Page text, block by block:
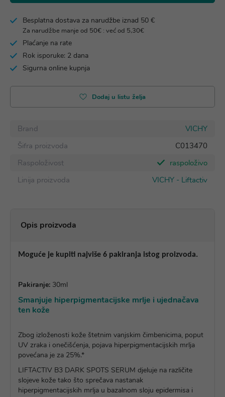
Besplatna dostava za narudžbe iznad 50 €
Za narudžbe manje od 50€ : već od 5,30€
Plaćanje na rate
Rok isporuke: 2 dana
Sigurna online kupnja
Dodaj u listu želja
Brand
VICHY
Šifra proizvoda
C013470
Raspoloživost
raspoloživo
Linija proizvoda
VICHY - Liftactiv
Opis proizvoda
Moguće je kupiti najviše 6 pakiranja istog proizvoda.
Pakiranje: 30ml
Smanjuje hiperpigmentacijske mrlje i ujednačava
ten kože
Zbog izloženosti kože štetnim vanjskim čimbenicima, poput
UV zraka i onečišćenja, pojava hiperpigmentacijskih mrlja
povećana je za 25%.*
LIFTACTIV B3 DARK SPOTS SERUM djeluje na različite
slojeve kože tako što sprečava nastanak
hiperpigmentacijskih mrlja u bazalnom sloju epidermisa i